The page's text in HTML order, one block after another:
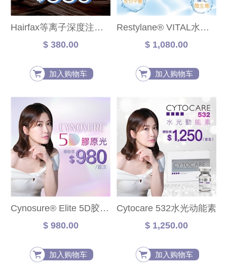
Hairfax等离子深度注养爆发护理
$ 380.00
加入购物车
Restylane® VITAL水润针
$ 1,080.00
加入购物车
Cynosure® Elite 5D胶原光焕肤护理
$ 980.00
加入购物车
Cytocare 532水光动能素
$ 1,250.00
加入购物车